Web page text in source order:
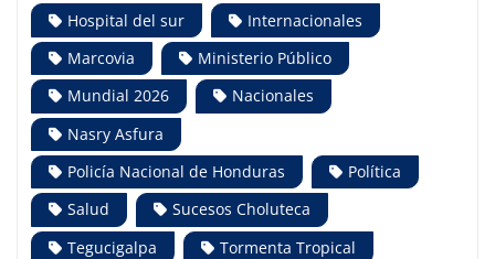
Hospital del sur
Internacionales
Marcovia
Ministerio Público
Mundial 2026
Nacionales
Nasry Asfura
Policía Nacional de Honduras
Política
Salud
Sucesos Choluteca
Tegucigalpa
Tormenta Tropical